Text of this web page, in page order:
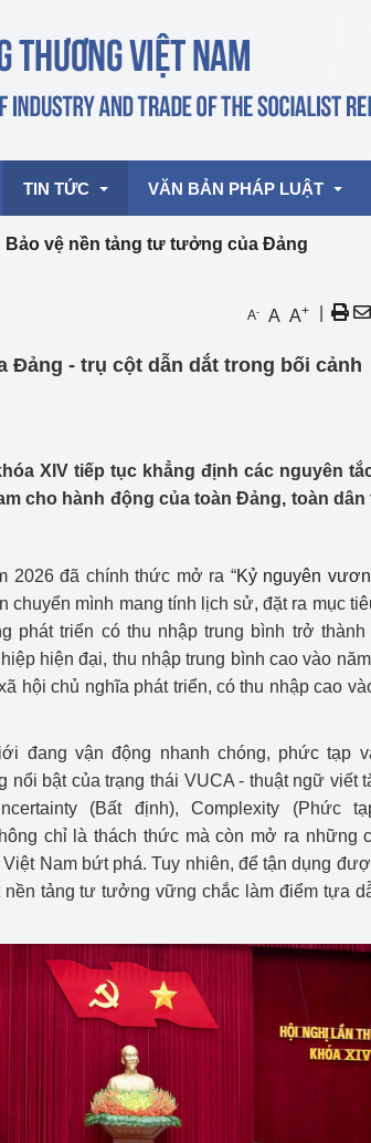
TIN TỨC
Hoạt động của Lãnh đạo
mại, Dịch vụ Việt Nam 2026
Hoạt động của Bộ trưởng
Công Thương - Công luận
Họp báo
Điểm báo
Lịch sử phát triển
Bản tin Thị trường Nông Lâm Thủy sản
Phát triển nguồn nhân lực
Phát triển bền vững
Tổ chức kiểm định
Tổ chức kiểm định kỹ
động thuộc thẩm
Bộ Công Thương
Tổ chức được cấp
làm việc ở môi trường
hiểm khí, bụi nổ
Cơ sở sản xuất, sửa
LPG
nghiệp vụ kiểm định kỹ
lao động
Văn hóa ngành Công Thương
Tái cơ cấu ngành Công Thương
Sử dụng năng lượng tiết kiệm và
hiệu quả
Hiệu quả năng lượng
Khoa học, công nghệ và đổi mới sáng
Thông báo
VĂN BẢN PHÁP LUẬT
Bảo vệ nền tảng tư tưởng của Đảng
A- A A+
Đảng - trụ cột dẫn dắt trong bối cảnh
XIV tiếp tục khẳng định các nguyên
cho hành động của toàn Đảng, toàn dân
2026 đã chính thức mở ra “Kỷ nguyên
chuyển mình mang tính lịch sử, đặt ra mục
phát triển có thu nhập trung bình trở
hiện đại, thu nhập trung bình cao vào
hội chủ nghĩa phát triển, có thu nhập cao
đang vận động nhanh chóng, phức tạp
nổi bật của trạng thái VUCA - thuật ngữ viết
(Bất định), Complexity (Phức
chỉ là thách thức mà còn mở ra những
Nam bứt phá. Tuy nhiên, để tận dụng
tảng tư tưởng vững chắc làm điểm tựa